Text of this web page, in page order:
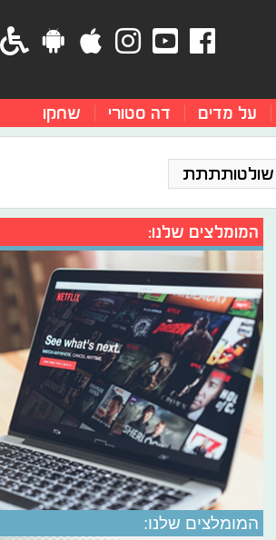
על מדים דה סטורי שחקו
שולטותתתת
המומלצים שלנו:
המומלצים שלנו: